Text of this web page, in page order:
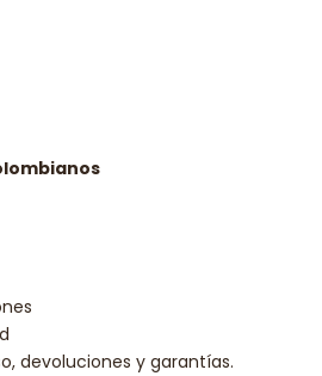
devoluciones y garantías.